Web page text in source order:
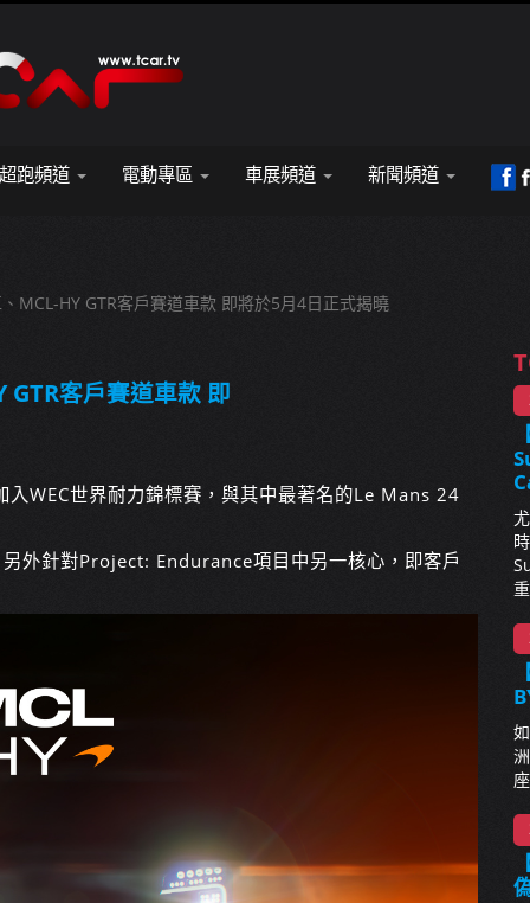
跑頻道 電動專區 車展頻道 新聞頻道
MCL-HY GTR客戶賽道車款 即將於5月4日正式揭曉
客戶賽道車款 即
WEC世界耐力錦標賽，與其中最著名的Le Mans 24
外針對Project: Endurance項目中另一核心，即客戶